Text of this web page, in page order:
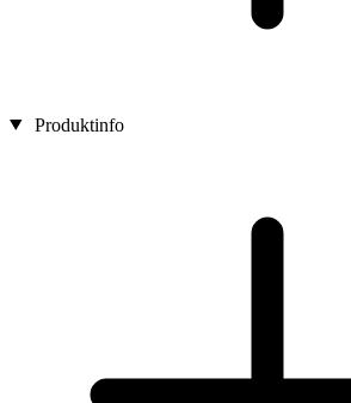
Produktinfo